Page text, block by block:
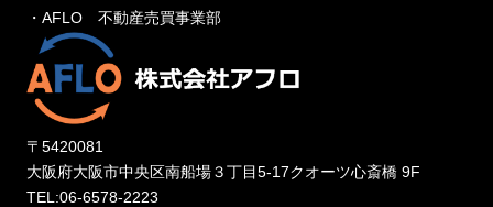
・AFLO 不動産売買事業部
〒5420081
大阪府大阪市中央区南船場３丁目5-17クオーツ心斎橋 9F
TEL:06-6578-2223